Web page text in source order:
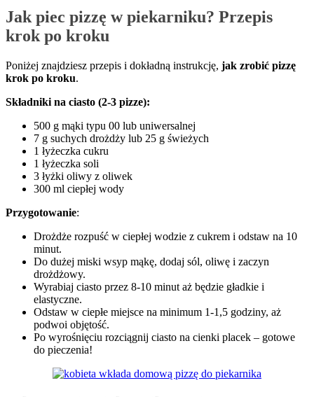
Jak piec pizzę w piekarniku? Przepis
krok po kroku
Poniżej znajdziesz przepis i dokładną instrukcję, jak zrobić pizzę
krok po kroku.
Składniki na ciasto (2-3 pizze):
500 g mąki typu 00 lub uniwersalnej
7 g suchych drożdży lub 25 g świeżych
1 łyżeczka cukru
1 łyżeczka soli
3 łyżki oliwy z oliwek
300 ml ciepłej wody
Przygotowanie:
Drożdże rozpuść w ciepłej wodzie z cukrem i odstaw na 10
minut.
Do dużej miski wsyp mąkę, dodaj sól, oliwę i zaczyn
drożdżowy.
Wyrabiaj ciasto przez 8-10 minut aż będzie gładkie i
elastyczne.
Odstaw w ciepłe miejsce na minimum 1-1,5 godziny, aż
podwoi objętość.
Po wyrośnięciu rozciągnij ciasto na cienki placek – gotowe
do pieczenia!